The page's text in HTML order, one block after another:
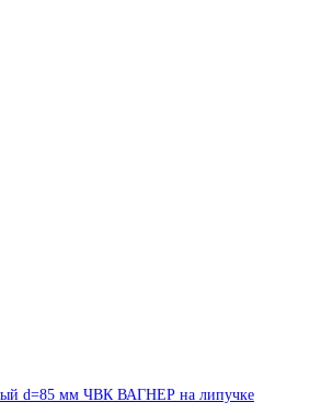
d=85 мм ЧВК ВАГНЕР на липучке